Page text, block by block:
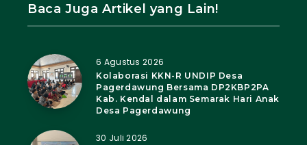
Baca Juga Artikel yang Lain!
6 Agustus 2026
Kolaborasi KKN-R UNDIP Desa
Pagerdawung Bersama DP2KBP2PA
Kab. Kendal dalam Semarak Hari Anak
Desa Pagerdawung
30 Juli 2026